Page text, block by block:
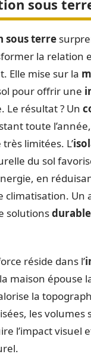
sous
sous terre
la relation
Elle mise sur la
pour offrir une
Le résultat ? Un
toute
limitées. L’
du sol
en
climatisation. Un
solutions
réside dans l’
maison épouse
la
les volumes
l’impact visuel